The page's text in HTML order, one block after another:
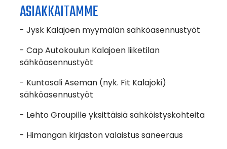
ASIAKKAITAMME
- Jysk Kalajoen myymälän sähköasennustyöt
- Cap Autokoulun Kalajoen liiketilan
sähköasennustyöt
- Kuntosali Aseman (nyk. Fit Kalajoki)
sähköasennustyöt
- Lehto Groupille yksittäisiä sähköistyskohteita
- Himangan kirjaston valaistus saneeraus